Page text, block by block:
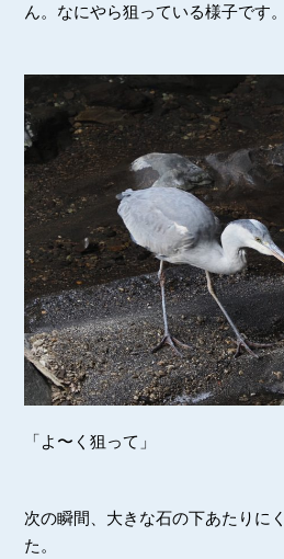
ん。なにやら狙っている様子です。
「よ〜く狙って」
次の瞬間、大きな石の下あたりに
た。